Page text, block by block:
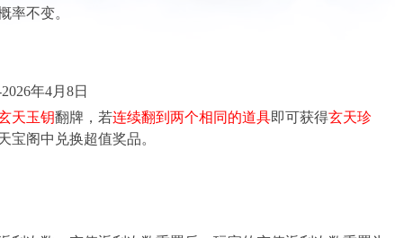
率不变。
6年4月 8日
天玉钥翻牌，若连续翻到两个相同的道具即可获得玄天珍
宝阁中兑换超值奖品。